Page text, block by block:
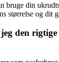
bruge din
størrelse og dit
den